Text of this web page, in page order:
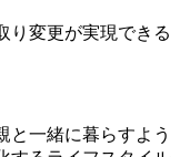
り変更が実現できる
と一緒に暮らすよう